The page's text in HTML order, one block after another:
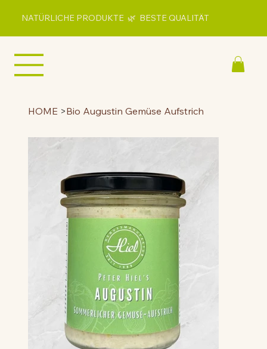
NATÜRLICHE PRODUKTE 🌿 BESTE QUALITÄT
HOME >Bio Augustin Gemüse Aufstrich